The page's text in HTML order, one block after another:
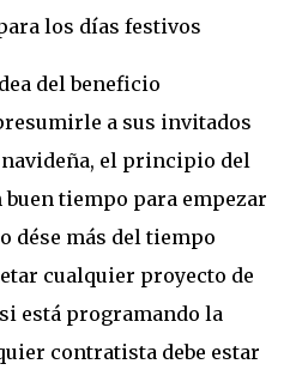
los días festivos
del beneficio
a sus invitados
el principio del
tiempo para empezar
dése más del tiempo
cualquier proyecto de
está programando la
contratista debe estar